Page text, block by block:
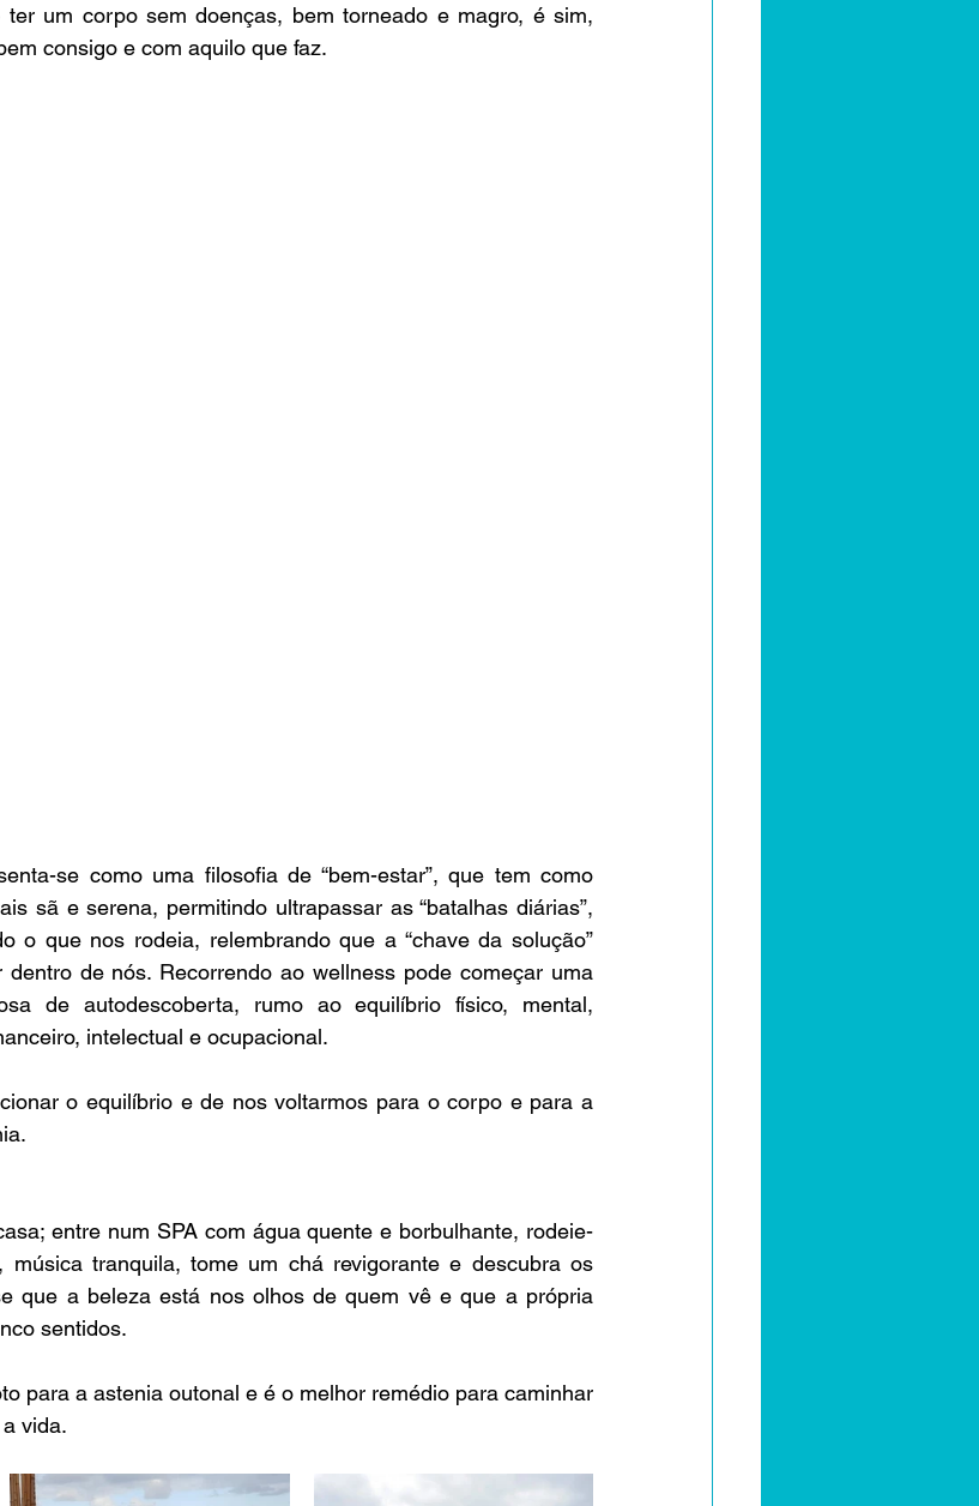
um corpo sem doenças, bem torneado e magro, é sim,
consigo e com aquilo que faz.
se como uma filosofia de “bem-estar”, que tem como
sã e serena, permitindo ultrapassar as “batalhas diárias”,
o que nos rodeia, relembrando que a “chave da solução”
de nós. Recorrendo ao wellness pode começar uma
de autodescoberta, rumo ao equilíbrio físico, mental,
intelectual e ocupacional.
o equilíbrio e de nos voltarmos para o corpo e para a
entre num SPA com água quente e borbulhante, rodeie-
tranquila, tome um chá revigorante e descubra os
que a beleza está nos olhos de quem vê e que a própria
sentidos.
para a astenia outonal e é o melhor remédio para caminhar
vida.